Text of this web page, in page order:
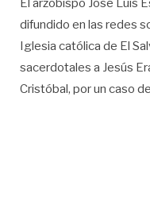
difundido en las redes
Iglesia católica de El
sacerdotales a Jesús
Cristóbal, por un caso